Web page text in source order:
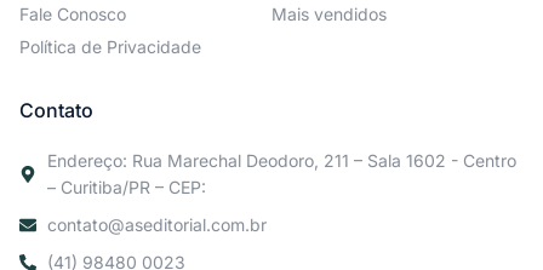
Fale Conosco
Política de Privacidade
Mais vendidos
Contato
Endereço: Rua Marechal Deodoro, 211 – Sala 1602 - Centro
– Curitiba/PR – CEP:
contato@aseditorial.com.br
(41) 98480 0023